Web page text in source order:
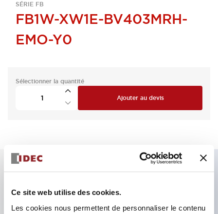
Ce site web utilise des cookies.
Les cookies nous permettent de personnaliser le contenu
SÉRIE FB
FB1W-XW1E-BV403MRH-
EMO-Y0
Sélectionner la quantité
Ajouter au devis
Le type avec trous permet l'installation d'une unité